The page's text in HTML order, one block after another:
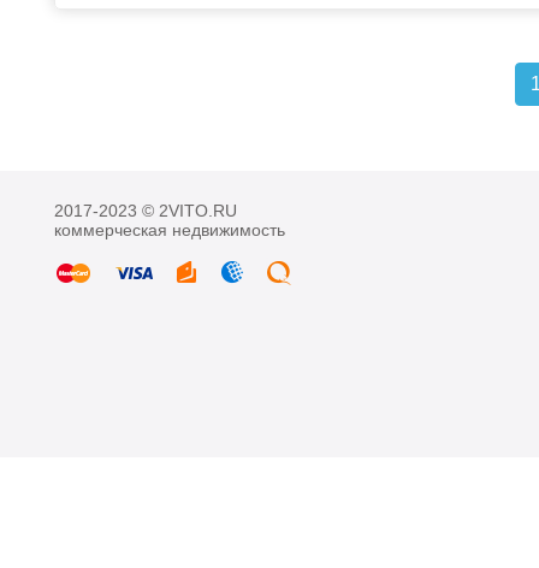
2017-2023 © 2VITO.RU
коммерческая недвижимость